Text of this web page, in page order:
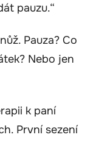
pauzu.“
Pauza? Co
Nebo jen
k paní
První sezení